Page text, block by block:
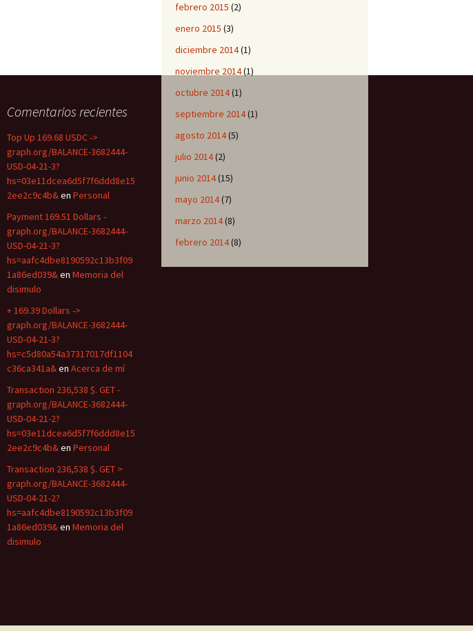
febrero 2015 (2)
enero 2015 (3)
diciembre 2014(1)
noviembre 2014(1)
octubre 2014(1)
septiembre 2014(1)
agosto 2014(5)
julio 2014(2)
junio 2014(15)
mayo 2014(7)
marzo 2014(8)
febrero 2014(8)
Comentarios recientes
Top Up 169.68 USDC ->
graph.org/BALANCE-3682444-
USD-04-21-3?
hs=03e11dcea6d5f7f6ddd8e15
2ee2c9c4b&en Personal
Payment 169.51 Dollars -
graph.org/BALANCE-3682444-
USD-04-21-3?
hs=aafc4dbe8190592c13b3f09
1a86ed039&en Memoria del
disimulo
+ 169.39 Dollars ->
graph.org/BALANCE-3682444-
USD-04-21-3?
hs=c5d80a54a37317017df1104
c36ca341a&en Acerca de mí
Transaction 236,538 $. GET -
graph.org/BALANCE-3682444-
USD-04-21-2?
hs=03e11dcea6d5f7f6ddd8e15
2ee2c9c4b&en Personal
Transaction 236,538 $. GET >
graph.org/BALANCE-3682444-
USD-04-21-2?
hs=aafc4dbe8190592c13b3f09
1a86ed039&en Memoria del
disimulo